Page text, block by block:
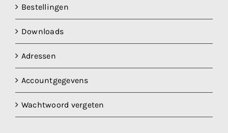
Bestellingen
Downloads
Adressen
Accountgegevens
Wachtwoord vergeten